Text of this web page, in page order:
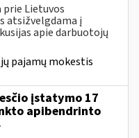
prie Lietuvos
atsižvelgdama į
apie darbuotojų
pajamų mokestis
įstatymo 17
apibendrinto